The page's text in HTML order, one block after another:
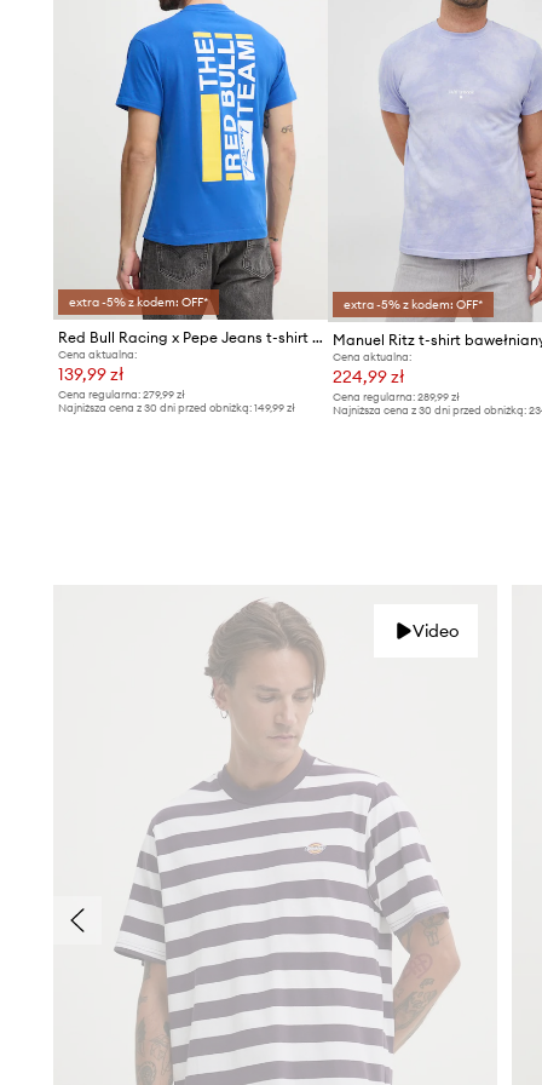
extra -5% z kodem: OFF*
Red Bull Racing x Pepe Jeans t-shirt bawełniany REDBULL TEAM TEE
Cena aktualna:
139,99 zł
Cena regularna: 279,99 zł
Najniższa cena z 30 dni przed obniżką: 149,99 zł
extra -5% z kodem: OFF*
Manuel Ritz t-shirt
Cena aktualna:
224,99 zł
Cena regularna:289,99 zł
Najniższa cena z 30 dni przed obniżką:
Video